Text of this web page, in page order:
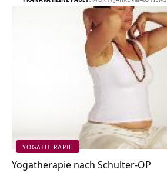
YOGATHERAPIE
Yogatherapie nach Schulter-OP